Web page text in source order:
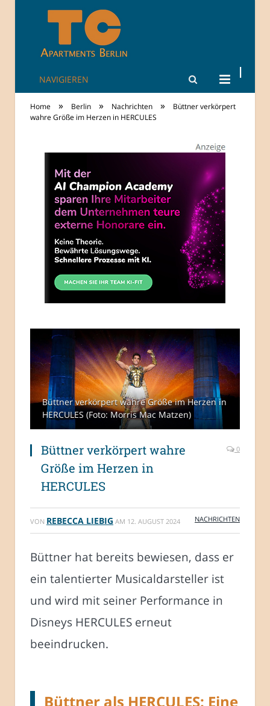
TheCity: Living
Apartments in
Berlin
NAVIGIEREN
Home » Berlin » Nachrichten »
Büttner verkörpert
wahre Größe im Herzen in HERCULES
Büttner verkörpert wahre Größe im Herzen in
HERCULES (Foto: Morris Mac Matzen)
Büttner verkörpert wahre
Größe im Herzen in
HERCULES
0
VON REBECCA LIEBIG AM 12. AUGUST 2024 NACHRICHTEN
Büttner hat bereits bewiesen, dass er
ein talentierter Musicaldarsteller ist
und wird mit seiner Performance in
Disneys HERCULES erneut
beeindrucken.
Büttner als HERCULES: Eine